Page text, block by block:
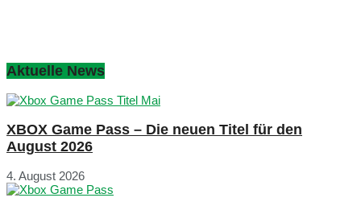
Aktuelle News
XBOX Game Pass – Die neuen Titel für den
August 2026
4. August 2026